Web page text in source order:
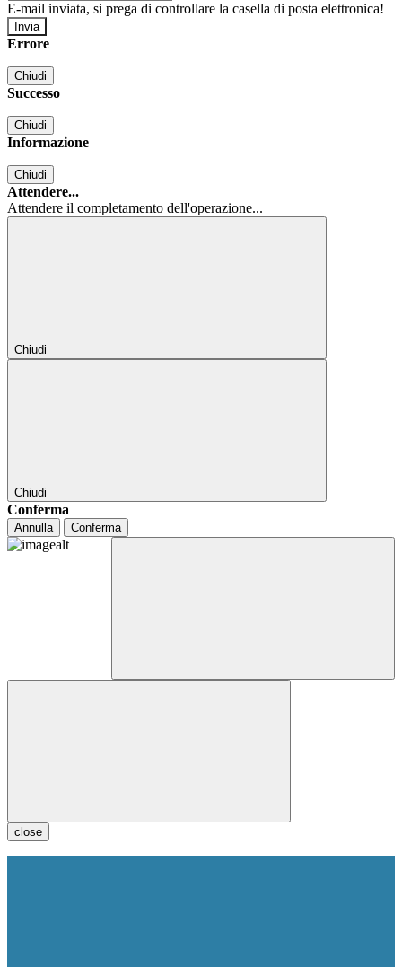
E-mail inviata, si prega di controllare la casella di posta elettronica!
Errore
Chiudi
Successo
Chiudi
Informazione
Chiudi
Attendere...
Attendere il completamento dell'operazione...
Chiudi
Chiudi
Conferma
Annulla Conferma
close